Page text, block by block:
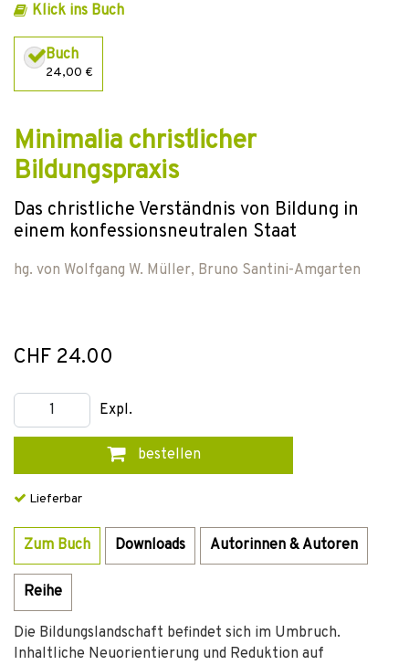
Klick ins Buch
Buch
24,00 €
Minimalia christlicher
Bildungspraxis
Das christliche Verständnis von Bildung in
einem konfessionsneutralen Staat
hg. von Wolfgang W. Müller, Bruno Santini-Amgarten
CHF 24.00
Expl.
bestellen
Lieferbar
Zum Buch Downloads Autorinnen & Autoren
Reihe
Die Bildungslandschaft befindet sich im Umbruch.
Inhaltliche Neuorientierung und Reduktion auf